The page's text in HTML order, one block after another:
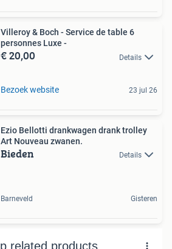
Villeroy & Boch - Service de table 6
personnes Luxe -
€ 20,00 Details
Bezoek website 23 jul 26
Ezio Bellotti drankwagen drank trolley
Art Nouveau zwanen.
Bieden Details
Barneveld Gisteren